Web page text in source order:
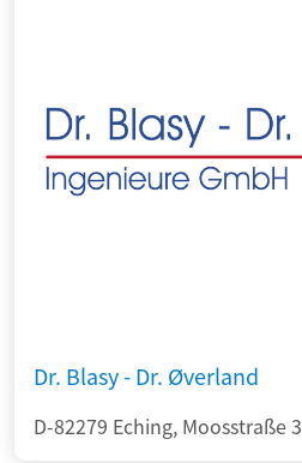
Dr. Blasy - Dr. Øverland
D-82279 Eching, Moosstraße 3